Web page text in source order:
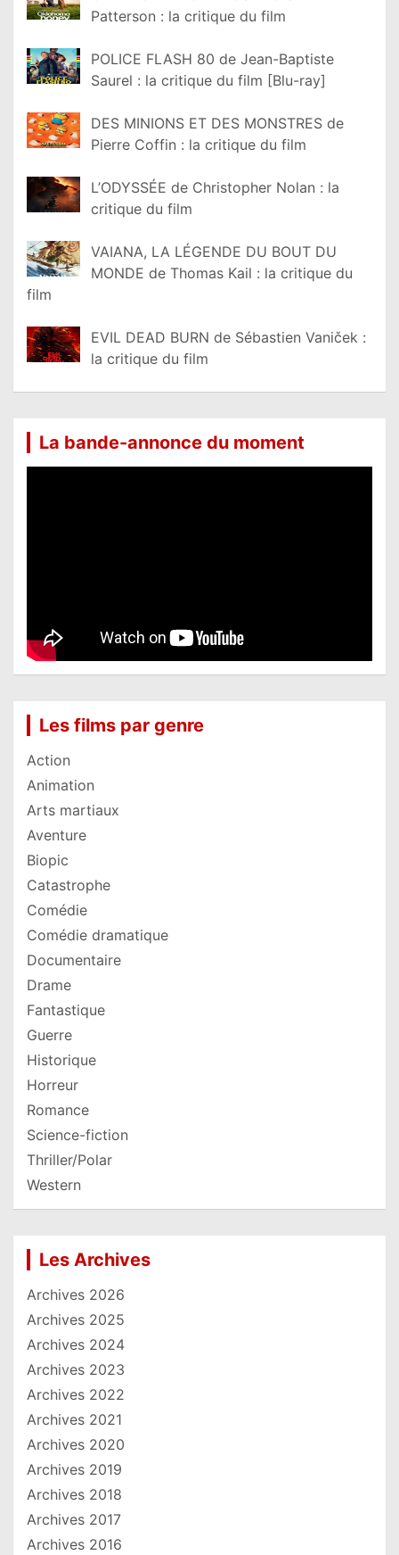
Patterson : la critique du film
POLICE FLASH 80 de Jean-Baptiste
Saurel : la critique du film [Blu-ray]
DES MINIONS ET DES MONSTRES de
Pierre Coffin : la critique du film
L’ODYSSÉE de Christopher Nolan : la
critique du film
VAIANA, LA LÉGENDE DU BOUT DU
MONDE de Thomas Kail : la critique du
film
EVIL DEAD BURN de Sébastien Vaniček :
la critique du film
La bande-annonce du moment
Les films par genre
Action
Animation
Arts martiaux
Aventure
Biopic
Catastrophe
Comédie
Comédie dramatique
Documentaire
Drame
Fantastique
Guerre
Historique
Horreur
Romance
Science-fiction
Thriller/Polar
Western
Les Archives
Archives 2026
Archives 2025
Archives 2024
Archives 2023
Archives 2022
Archives 2021
Archives 2020
Archives 2019
Archives 2018
Archives 2017
Archives 2016